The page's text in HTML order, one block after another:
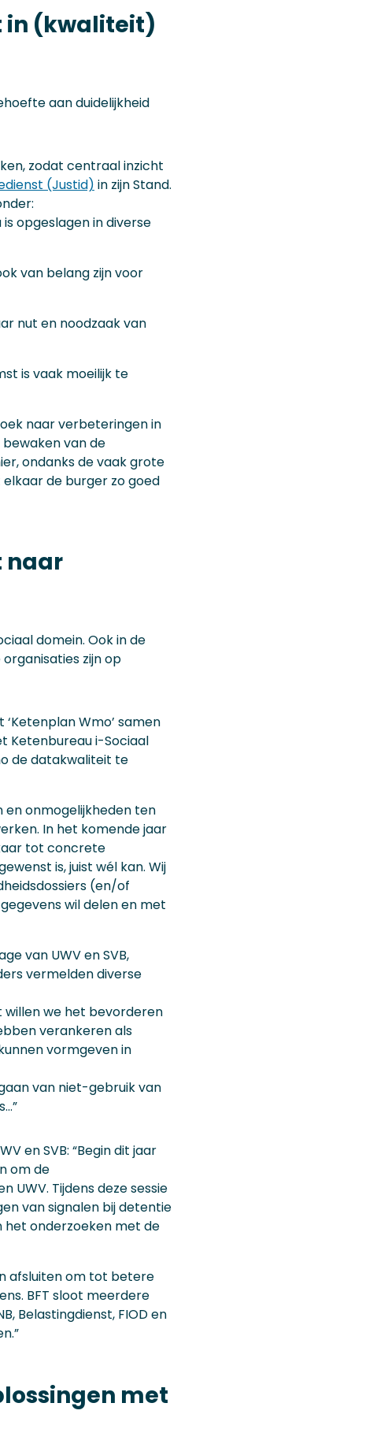
in (kwaliteit)
aan duidelijkheid
zodat centraal inzicht
(Justid) in zijn Stand.
opgeslagen in diverse
van belang zijn voor
nut en noodzaak van
is vaak moeilijk te
naar verbeteringen in
van de
ondanks de vaak grote
de burger zo goed
naar
domein. Ook in de
zijn op
‘Ketenplan Wmo’ samen
Ketenbureau i-Sociaal
de datakwaliteit te
en onmogelijkheden ten
In het komende jaar
tot concrete
is, juist wél kan. Wij
(en/of
wil delen en met
van UWV en SVB,
vermelden diverse
willen we het bevorderen
verankeren als
vormgeven in
van niet-gebruik van
en SVB: “Begin dit jaar
om de
UWV. Tijdens deze sessie
van signalen bij detentie
het onderzoeken met de
afsluiten om tot betere
BFT sloot meerdere
Belastingdienst, FIOD en
met